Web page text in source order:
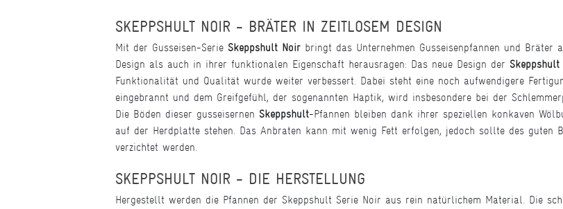
SKEPPSHULT NOIR - BRÄTER IN ZEITLOSEM DESIGN
Mit der Gusseisen-Serie Skeppshult Noir bringt das Unternehmen Gusseisenpfannen und
Design als auch in ihrer funktionalen Eigenschaft herausragen: Das neue Design der Skeppshult
Funktionalität und Qualität wurde weiter verbessert. Dabei steht eine noch aufwendigere
eingebrannt und dem Greifgefühl, der sogenannten Haptik, wird insbesondere bei der
Die Böden dieser gusseisernen Skeppshult-Pfannen bleiben dank ihrer speziellen konkaven
auf der Herdplatte stehen. Das Anbraten kann mit wenig Fett erfolgen, jedoch sollte des guten
verzichtet werden.
SKEPPSHULT NOIR - DIE HERSTELLUNG
Hergestellt werden die Pfannen der Skeppshult Serie Noir aus rein natürlichem Material. Die